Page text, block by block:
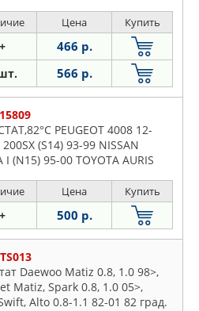
Цена Купить
+ 466 р.
566 р.
PEUGEOT 4008 12-
200SX (S14) 93-99 NISSAN
I (N15) 95-00 TOYOTA AURIS
Цена Купить
+ 500 р.
Daewoo Matiz 0.8, 1.0 98>,
Matiz, Spark 0.8, 1.0 05>,
Alto 0.8-1.1 82-01 82 град.